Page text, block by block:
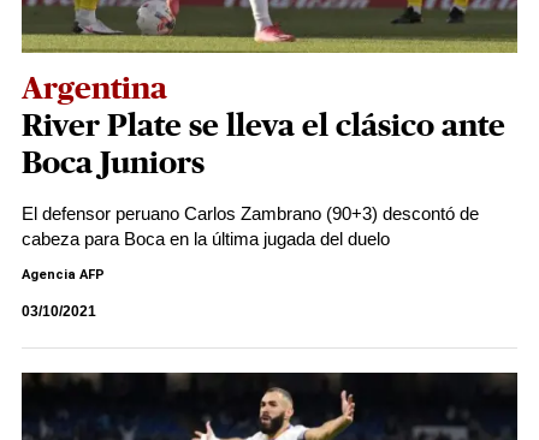
Argentina
River Plate se lleva el clásico ante
Boca Juniors
El defensor peruano Carlos Zambrano (90+3) descontó de
cabeza para Boca en la última jugada del duelo
Agencia AFP
03/10/2021